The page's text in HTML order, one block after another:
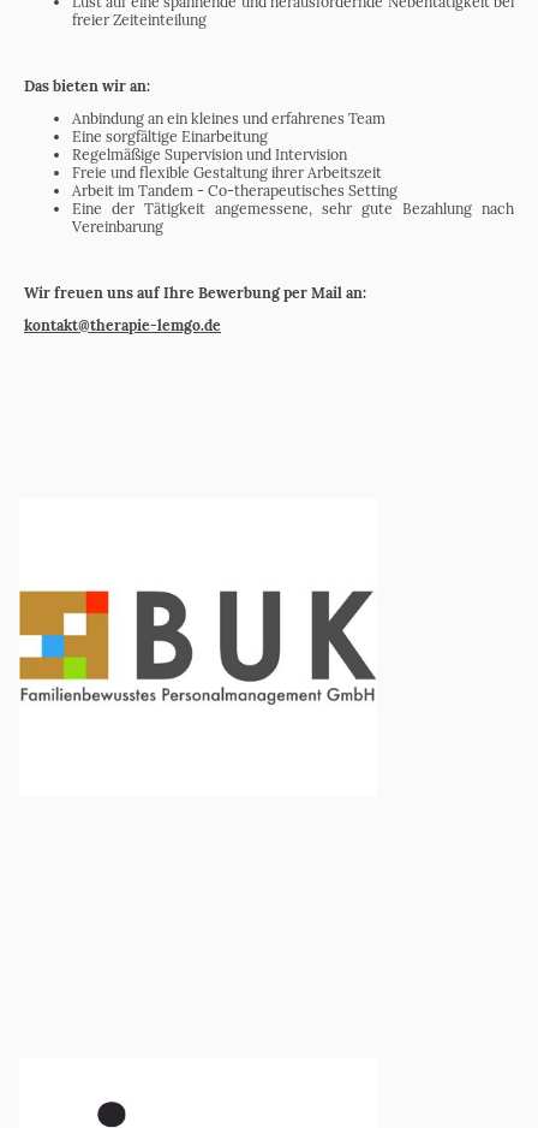
freier Zeiteinteilung
Das bieten wir an:
Anbindung an ein kleines und erfahrenes Team
Eine sorgfältige Einarbeitung
Regelmäßige Supervision und Intervision
Freie und flexible Gestaltung ihrer Arbeitszeit
Arbeit im Tandem - Co-therapeutisches Setting
Eine der Tätigkeit angemessene, sehr gute Bezahlung nach
Vereinbarung
Wir freuen uns auf Ihre Bewerbung per Mail an:
kontakt@therapie-lemgo.de